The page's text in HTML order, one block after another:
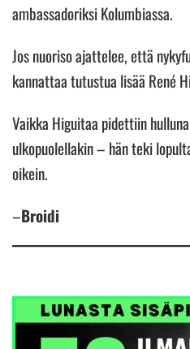
ambassadoriksi Kolumbiassa.
Jos nuoriso ajattelee, että
kannattaa tutustua lisää René
Vaikka Higuitaa pidettiin
ulkopuolellakin – hän teki
oikein.
–Broidi